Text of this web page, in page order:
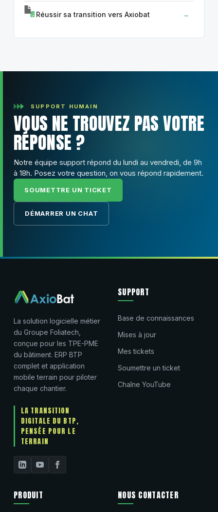
Réussir sa transition vers Axiobat
SUPPORT HUMAIN
VOUS NE TROUVEZ PAS VOTRE
RÉPONSE ?
Notre équipe support répond du lundi au vendredi, de 9h
à 18h. Posez votre question, on vous répond rapidement.
SOUMETTRE UN TICKET
DÉMARRER UN CHAT
La solution logicielle métier
du Groupe Foliatech,
conçue pour les TPE-PME
du bâtiment. ERP BTP
complet et application
mobile terrain pour piloter
chaque chantier.
LA TRANSITION
DIGITALE DU BTP,
PENSÉE POUR LE
TERRAIN
SUPPORT
Base de connaissances
Mises à jour
Mes tickets
Soumettre un ticket
Chaîne YouTube
PRODUIT NOUS CONTACTER